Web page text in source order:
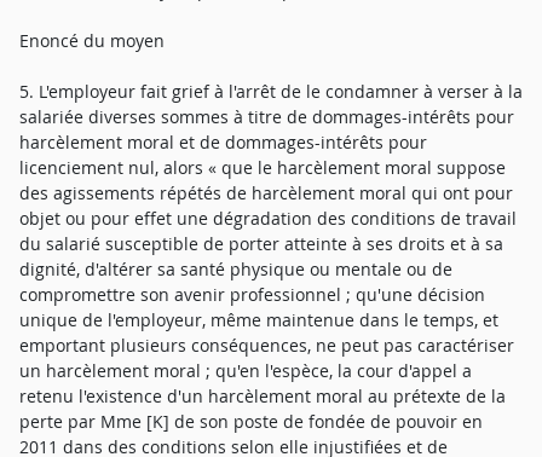
Enoncé du moyen
5. L'employeur fait grief à l'arrêt de le condamner à verser à la
salariée diverses sommes à titre de dommages-intérêts pour
harcèlement moral et de dommages-intérêts pour
licenciement nul, alors « que le harcèlement moral suppose
des agissements répétés de harcèlement moral qui ont pour
objet ou pour effet une dégradation des conditions de travail
du salarié susceptible de porter atteinte à ses droits et à sa
dignité, d'altérer sa santé physique ou mentale ou de
compromettre son avenir professionnel ; qu'une décision
unique de l'employeur, même maintenue dans le temps, et
emportant plusieurs conséquences, ne peut pas caractériser
un harcèlement moral ; qu'en l'espèce, la cour d'appel a
retenu l'existence d'un harcèlement moral au prétexte de la
perte par Mme [K] de son poste de fondée de pouvoir en
2011 dans des conditions selon elle injustifiées et de